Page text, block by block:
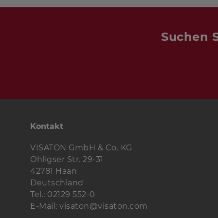
Suchen
Kontakt
VISATON GmbH & Co. KG
Ohligser Str. 29-31
42781 Haan
Deutschland
Tel.: 02129 552-0
E-Mail: visaton@visaton.com